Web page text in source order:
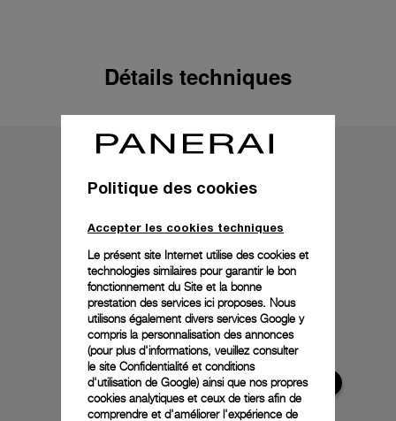
Détails techniques
Politique des cookies
Accepter les cookies techniques
Le présent site Internet utilise des cookies et
technologies similaires pour garantir le bon
fonctionnement du Site et la bonne
prestation des services ici proposes. Nous
utilisons également divers services Google y
compris la personnalisation des annonces
(pour plus d'informations, veuillez consulter
le site Confidentialité et conditions
d'utilisation de Google) ainsi que nos propres
cookies analytiques et ceux de tiers afin de
comprendre et d'améliorer l'expérience de